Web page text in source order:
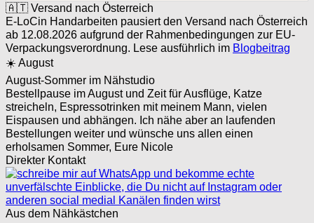
🇦🇹 Versand nach Österreich
E-LoCin Handarbeiten pausiert den Versand nach Österreich
ab 12.08.2026 aufgrund der Rahmenbedingungen zur EU-
Verpackungsverordnung. Lese ausführlich im Blogbeitrag
☀️ August
August-Sommer im Nähstudio
Bestellpause im August und Zeit für Ausflüge, Katze
streicheln, Espressotrinken mit meinem Mann, vielen
Eispausen und abhängen. Ich nähe aber an laufenden
Bestellungen weiter und wünsche uns allen einen
erholsamen Sommer, Eure Nicole
Direkter Kontakt
Aus dem Nähkästchen